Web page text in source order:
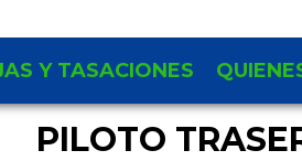
Y TASACIONES
PILOTO